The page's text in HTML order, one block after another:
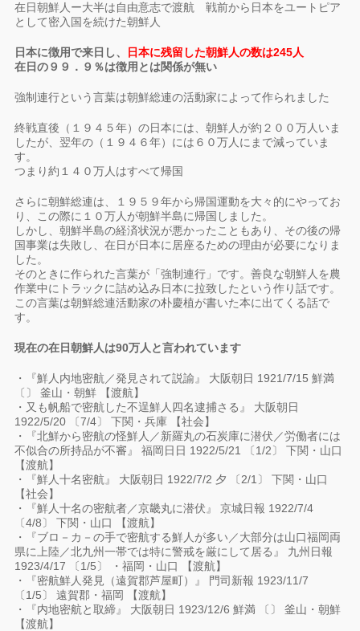
在日朝鮮人ー大半は自由意志で渡航 戦前から日本をユートピア
として密入国を続けた朝鮮人
日本に徴用で来日し、
日本に残留した朝鮮人の数は245人
在日の９９．９％は徴用とは関係が無い
強制連行という言葉は朝鮮総連の活動家によって作られました
終戦直後（１９４５年）の日本には、朝鮮人が約２００万人いま
したが、翌年の（１９４６年）には６０万人にまで減っていま
す。
つまり約１４０万人はすべて帰国
さらに朝鮮総連は、１９５９年から帰国運動を大々的にやってお
り、この際に１０万人が朝鮮半島に帰国しました。
しかし、朝鮮半島の経済状況が悪かったこともあり、その後の帰
国事業は失敗し、在日が日本に居座るための理由が必要になりま
した。
そのときに作られた言葉が「強制連行」です。善良な朝鮮人を農
作業中にトラックに詰め込み日本に拉致したという作り話です。
この言葉は朝鮮総連活動家の朴慶植が書いた本に出てくる話で
す。
現在の在日朝鮮人は90万人と言われています
・『鮮人内地密航／発見されて説諭』 大阪朝日 1921/7/15 鮮満
〔〕 釜山・朝鮮 【渡航】
・又も帆船で密航した不逞鮮人四名逮捕さる』 大阪朝日
1922/5/20 〔7/4〕 下関・兵庫 【社会】
・『北鮮から密航の怪鮮人／新羅丸の石炭庫に潜伏／労働者には
不似合の所持品が不審』 福岡日日 1922/5/21 〔1/2〕 下関・山口
【渡航】
・『鮮人十名密航』 大阪朝日 1922/7/2 夕 〔2/1〕 下関・山口
【社会】
・『鮮人十名の密航者／京畿丸に潜伏』 京城日報 1922/7/4
〔4/8〕 下関・山口 【渡航】
・『ブロ－カ－の手で密航する鮮人が多い／大部分は山口福岡両
県に上陸／北九州一帯では特に警戒を厳にして居る』 九州日報
1923/4/17 〔1/5〕 ・福岡・山口 【渡航】
・『密航鮮人発見（遠賀郡芦屋町）』 門司新報 1923/11/7
〔1/5〕 遠賀郡・福岡 【渡航】
・『内地密航と取締』 大阪朝日 1923/12/6 鮮満 〔〕 釜山・朝鮮
【渡航】